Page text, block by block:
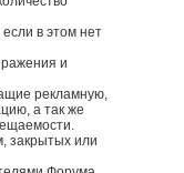
в этом нет
и
рекламную,
а так же
закрытых или